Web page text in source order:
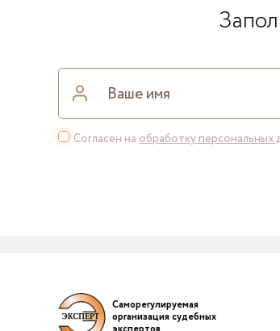
Согласен на обработку персональных
Саморегулируемая
организация судебных